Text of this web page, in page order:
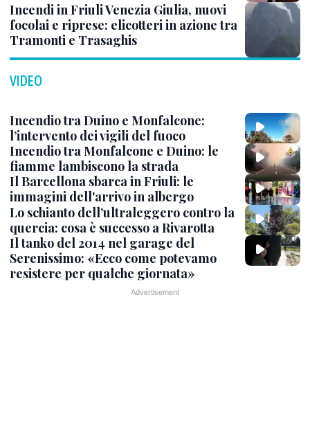
Incendi in Friuli Venezia Giulia, nuovi
focolai e riprese: elicotteri in azione tra
Tramonti e Trasaghis
VIDEO
Incendio tra Duino e Monfalcone:
l’intervento dei vigili del fuoco
Incendio tra Monfalcone e Duino: le
fiamme lambiscono la strada
Il Barcellona sbarca in Friuli: le
immagini dell'arrivo in albergo
Lo schianto dell’ultraleggero contro la
quercia: cosa è successo a Rivarotta
Il tanko del 2014 nel garage del
Serenissimo: «Ecco come potevamo
resistere per qualche giornata»